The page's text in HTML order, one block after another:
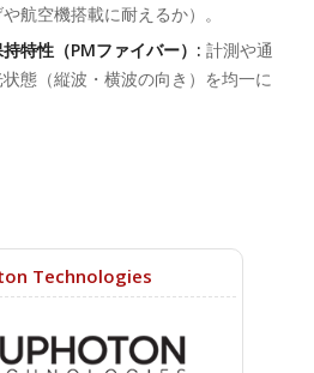
航空機搭載に耐えるか）。
特性（PMファイバー）: 計測や通
態（縦波・横波の向き）を均一に
Technologies